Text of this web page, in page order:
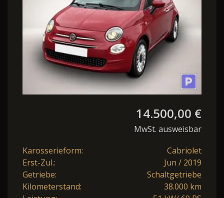
14.500,00 €
MwSt. ausweisbar
Karosserieform:
Cabriolet
Erst-Zul.:
Jun / 2019
Getriebe:
Schaltgetriebe
Kilometerstand:
38.000 km